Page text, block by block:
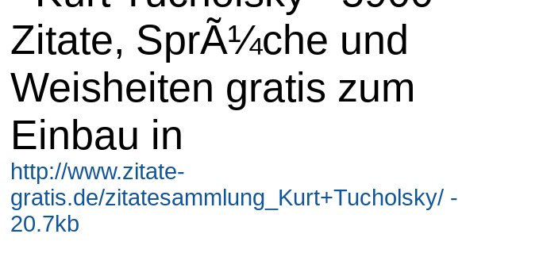
Zitate, SprÃ¼che und
Weisheiten gratis zum
Einbau in
http://www.zitate-
gratis.de/zitatesammlung_Kurt+Tucholsky/ -
20.7kb